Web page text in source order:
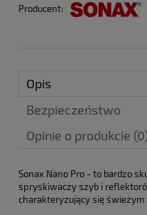
Producent:
Opis
Bezpieczeństwo
Opinie o produkcie
Sonax Nano Pro - to bardzo
spryskiwaczy szyb i
charakteryzujący się świeżym